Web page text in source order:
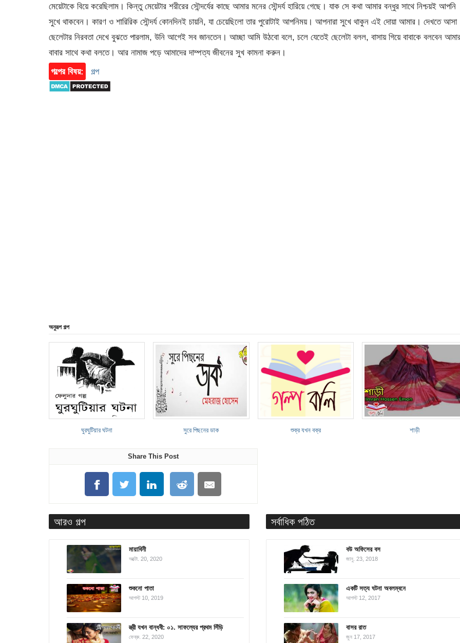
মেয়েটাকে বিয়ে করেছিলাম। কিন্তু মেয়েটার শরীরের সৌন্দর্যের কাছে আমার মনের সৌন্দর্য হারিয়ে গেছে। যাক সে কথা আমার বন্ধুর সাথে নিশ্চয়ই আপনি
সুখে থাকবেন। কারণ ও শারিরিক সৌন্দর্য কোনদিনই চায়নি, যা চেয়েছিলো তার পুরোটাই আপনিময়। আপনারা সুখে থাকুন এই দোয়া আমার। দেখতে আসা
ছেলেটার নিরবতা দেখে বুঝতে পারলাম, উনি আগেই সব জানতেন। আচ্ছা আমি উঠবো বলে, চলে যেতেই ছেলেটা বলল, বাসায় গিয়ে বাবাকে বলবেন
বাবার সাথে কথা বলতে। আর নামাজ পড়ে আমাদের দাম্পত্য জীবনের সুখ কামনা করুন।
গল্পের বিষয়:
গল্প
অনুরূপ গল্প
ঘুরঘুটিয়ার ঘটনা সুরে পিছনের ডাক শুক্র যখন বক্র শাড়ী
Share This Post
আরও গল্প
মায়াবিনী
অক্টো. 20, 2020
শুকনো পাতা
আগস্ট 10, 2019
স্ত্রী যখন বান্ধবী: ০১. সাফল্যের প্রথম সিঁড়ি
ফেব্রু. 22, 2020
সর্বাধিক পঠিত
বউ অফিসের বস
জানু. 23, 2018
একটি সত্য ঘটনা অবলম্বনে
আগস্ট 12, 2017
বাসর রাত
জুন 17, 2017